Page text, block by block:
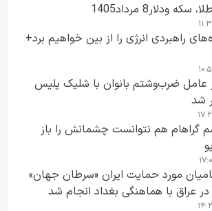
ودلار8 مرداد1405
راهبردی انرژی را از بین خواهیم برد+
عامل ضرب‌وشتم بانوان با شلیک پلیس
شد
گراهام هم نتوانست چشمانش را باز
مورد حمایت ایران «سرطان جهان»
عراق با هماهنگی بغداد انجام شد